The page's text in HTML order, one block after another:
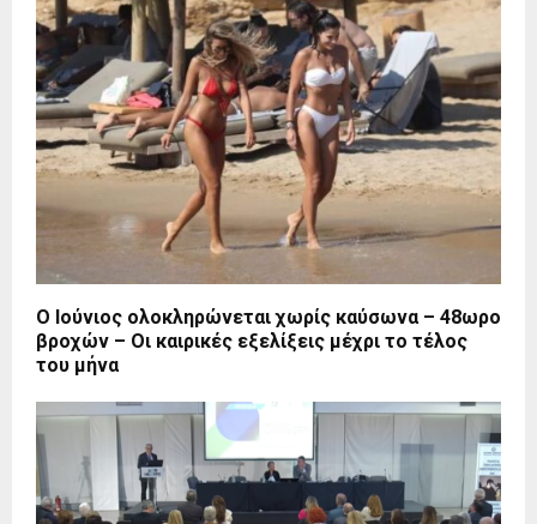
Ο Ιούνιος ολοκληρώνεται χωρίς καύσωνα – 48ωρο
βροχών – Οι καιρικές εξελίξεις μέχρι το τέλος
του μήνα